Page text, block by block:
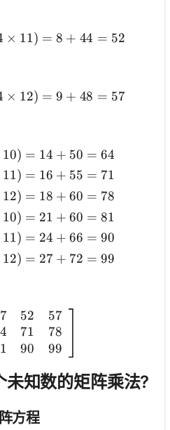
c_{12}=(1 \times 8)+(4
× 11) = 8 + 44 = 52
c_{13}=(1 \times 9)+(4
× 12) = 9 + 48 = 57
\times 10)=14+50=64
10) = 14 + 50 = 64
\times 11)=16+55=71
11) = 16 + 55 = 71
\times 12)=18+60=78
12) = 18 + 60 = 78
\times 10)=21+60=81
10) = 21 + 60 = 81
\times 11)=24+66=90
11) = 24 + 66 = 90
\times 12)=27+72=99
12) = 27 + 72 = 99
52
71
90
57
78
99
知数的矩阵乘法?
方程